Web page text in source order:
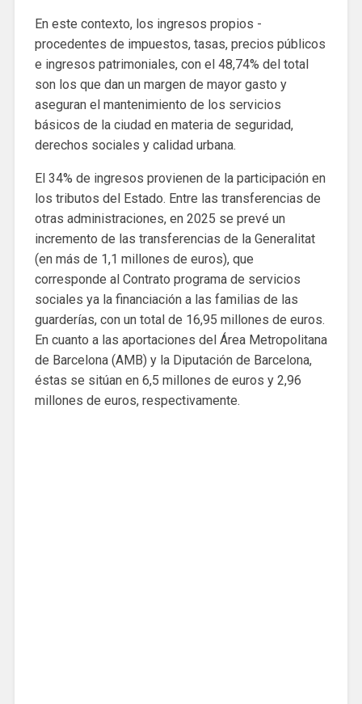
En este contexto, los ingresos propios -
procedentes de impuestos, tasas, precios públicos
e ingresos patrimoniales, con el 48,74% del total
son los que dan un margen de mayor gasto y
aseguran el mantenimiento de los servicios
básicos de la ciudad en materia de seguridad,
derechos sociales y calidad urbana.
El 34% de ingresos provienen de la participación en
los tributos del Estado. Entre las transferencias de
otras administraciones, en 2025 se prevé un
incremento de las transferencias de la Generalitat
(en más de 1,1 millones de euros), que
corresponde al Contrato programa de servicios
sociales ya la financiación a las familias de las
guarderías, con un total de 16,95 millones de euros.
En cuanto a las aportaciones del Área Metropolitana
de Barcelona (AMB) y la Diputación de Barcelona, ​​
éstas se sitúan en 6,5 millones de euros y 2,96
millones de euros, respectivamente.